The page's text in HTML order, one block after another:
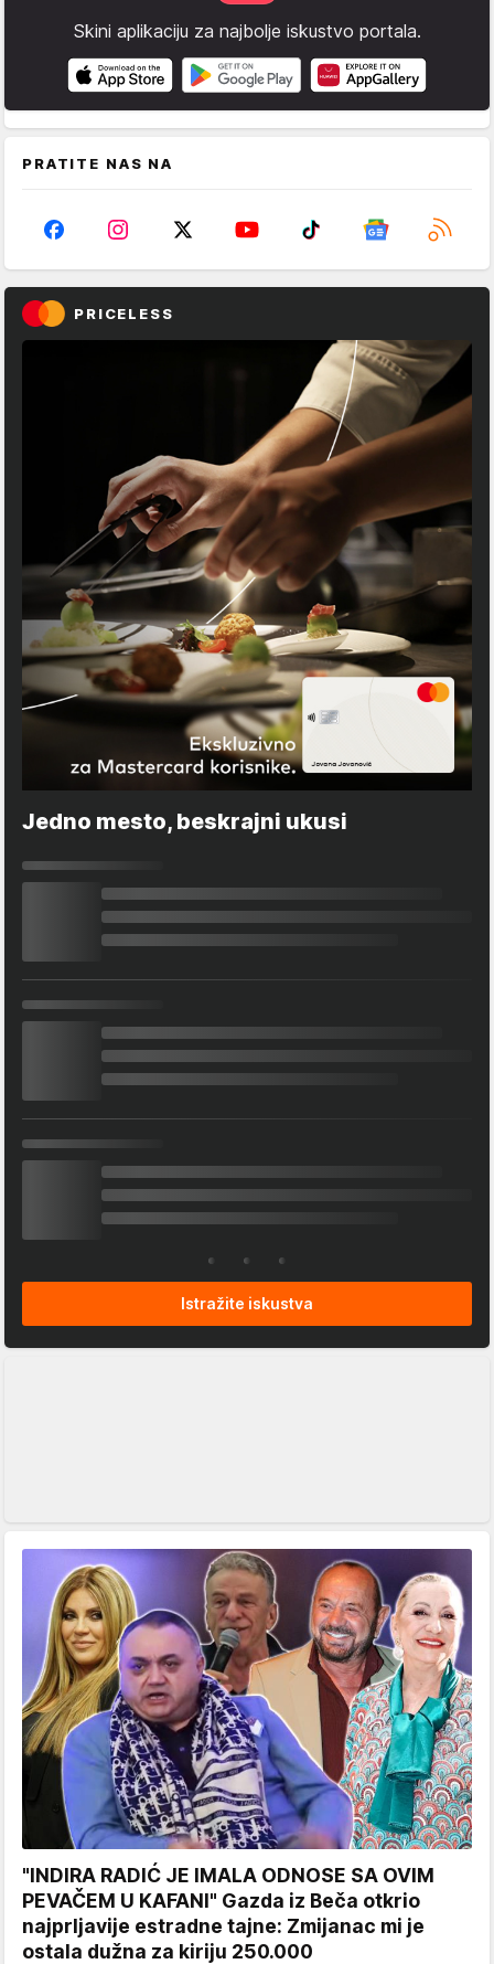
Skini aplikaciju za najbolje iskustvo portala.
PRATITE NAS NA
PRICELESS
Jedno mesto, beskrajni ukusi
Istražite iskustva
"INDIRA RADIĆ JE IMALA ODNOSE SA OVIM
PEVAČEM U KAFANI" Gazda iz Beča otkrio
najprljavije estradne tajne: Zmijanac mi je
ostala dužna za kiriju 250.000